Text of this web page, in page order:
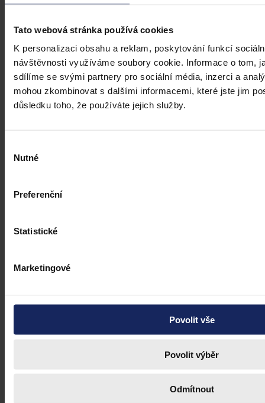
Tato webová stránka používá cookies
K personalizaci obsahu a reklam, poskytování funkcí
návštěvnosti využíváme soubory cookie. Informace o tom,
sdílíme se svými partnery pro sociální média, inzerci a
mohou zkombinovat s dalšími informacemi, které jste jim
důsledku toho, že používáte jejich služby.
souhlasu
Nutné
Preferenční
Statistické
Marketingové
Povolit vše
Povolit výběr
Odmítnout
Judikatura
Zastavení již skončené exekuce
Při řešení otázky věcné projednatelnosti návrhu účastníka na
Ústavní soud